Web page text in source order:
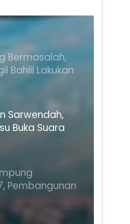
Jalankan
Bermasalah,
Bahlil Lakukan
Sarwendah,
Buka Suara
Pembangunan
di IKN Capai